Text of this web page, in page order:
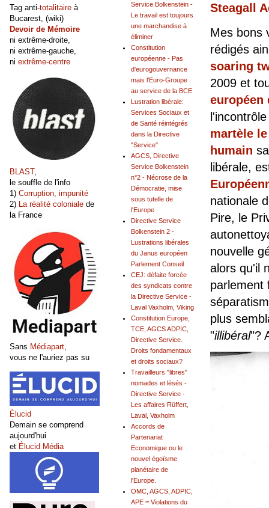
Steagall
Mes bons
rédigés
soaring
2009 et
européen
martèle
humain
libérale,
nationale
Pire, le
nouvelle
alors qu'il
parlement
plus
"illibéral"?
Service Bolkenstein -
Le travail est toujours
une marchandise à
éliminer
Constitution
européenne - Pas
d'eurogouvernance
mais l'Euro-Groupe
au service de la BCE
Lustration libérale:
Services Sociaux et
de Santé réintégrés
dans la Directive
"Service"
AGCS, Directive
Service Bolkenstein
n°2 - Nécrose de la
Démocratie, mise
sous tutelle de
l'Europe
Directive Service
Bolkenstein 2 -
Lustrations libérales
du Janus européen
Parlement Conseil
CEJ: défaite forcée
des syndicats contre
la Directive Service -
Laval Vaxholm, Viking
Constitution Europe,
TCE, AGCS ADPIC,
Directive Service.
Droits fondamentaux
et droits sociaux?
Travailleurs "libres"
nomades et lésés -
Directive Service -
Les affaires Rüffert,
Laval, Vaxholm
Accords de
Partenariat
Economique ou le
nouvel égoïsme
planétaire de
l'Europe.
OMC, AGCS, ADPIC,
APE = Violations du
Tag anti-totalitaire à
Bucarest, (wiki)
Devoir de Mémoire
ni extrême-droite,
ni extrême-gauche,
ni extrême-centre
BLAST,
le souffle de l'info
1) Corruption, impunité
2) La réalité coloniale de
la France
Sans Médiapart,
vous ne l'auriez pas su
Élucid
Demain se comprend
aujourd'hui
et Élucid Média